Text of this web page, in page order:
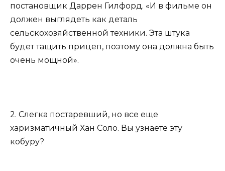
постановщик Даррен Гилфорд. «И в фильме он
должен выглядеть как деталь
сельскохозяйственной техники. Эта штука
будет тащить прицеп, поэтому она должна быть
очень мощной».
2. Слегка постаревший, но все еще
харизматичный Хан Соло. Вы узнаете эту
кобуру?